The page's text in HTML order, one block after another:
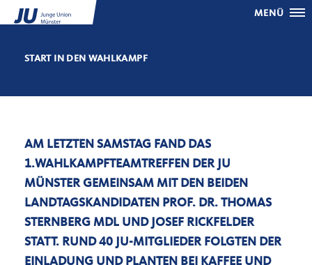
MENÜ
START IN DEN WAHLKAMPF
AM LETZTEN SAMSTAG FAND DAS
1.WAHLKAMPFTEAMTREFFEN DER JU
MÜNSTER GEMEINSAM MIT DEN BEIDEN
LANDTAGSKANDIDATEN PROF. DR. THOMAS
STERNBERG MDL UND JOSEF RICKFELDER
STATT. RUND 40 JU-MITGLIEDER FOLGTEN DER
EINLADUNG UND PLANTEN BEI KAFFEE UND